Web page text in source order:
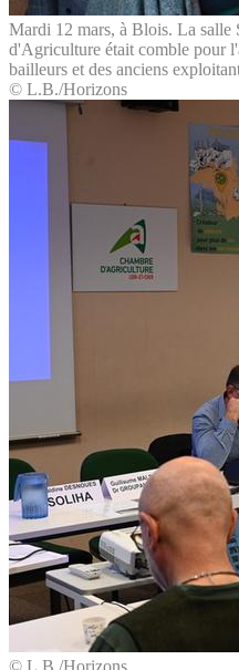
Mardi 12 mars, à Blois. La salle
d'Agriculture était comble pour
bailleurs et des anciens
© L.B./Horizons
© L.B./Horizons